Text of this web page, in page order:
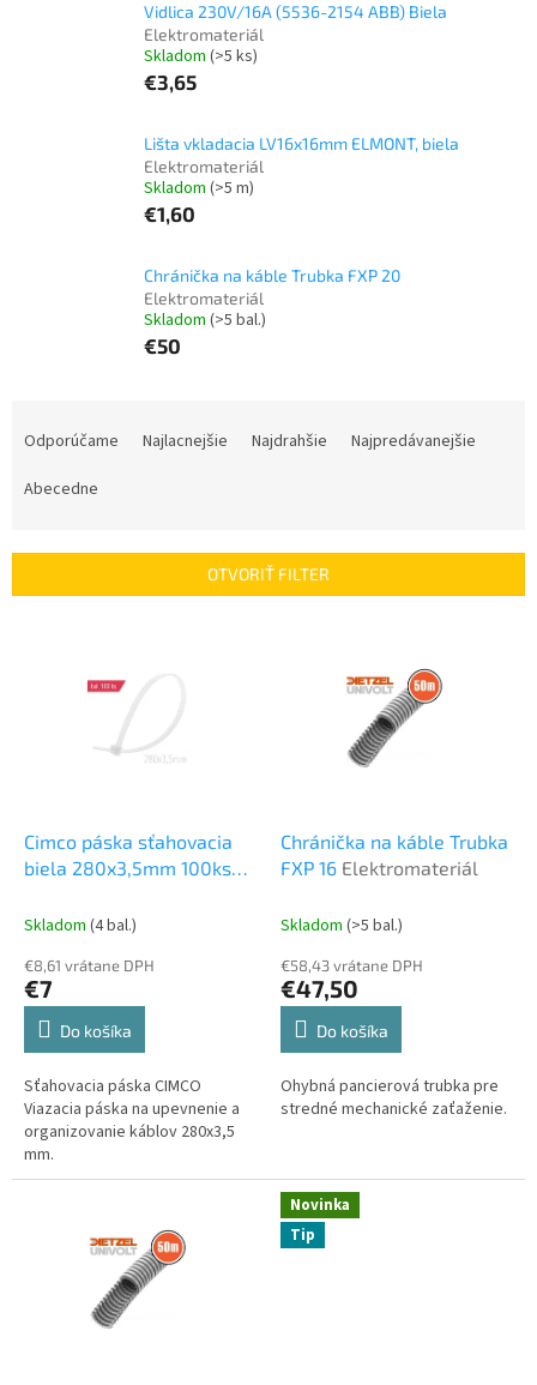
Vidlica 230V/16A (5536-2154 ABB) Biela
Elektromateriál
Skladom (>5 ks)
€3,65
Lišta vkladacia LV16x16mm ELMONT, biela
Elektromateriál
Skladom (>5 m)
€1,60
Chránička na káble Trubka FXP 20
Elektromateriál
Skladom (>5 bal.)
€50
p
Odporúčame Najlacnejšie Najdrahšie
Najpredávanejšie
Abecedne
OTVORIŤ FILTER
Cimco páska sťahovacia
biela 280x3,5mm 100ks
Skladom (4 bal.)
€8,61 vrátane DPH
€7
Do košíka
Sťahovacia páska CIMCO
Viazacia páska na upevnenie a
organizovanie káblov 280x3,5
mm.
Chránička na káble Trubka
FXP 16 Elektromateriál
Skladom (>5 bal.)
€58,43 vrátane DPH
€47,50
Do košíka
Ohybná pancierová trubka pre
stredné mechanické zaťaženie.
Novinka
Tip